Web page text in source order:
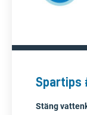
Spartips
Stäng